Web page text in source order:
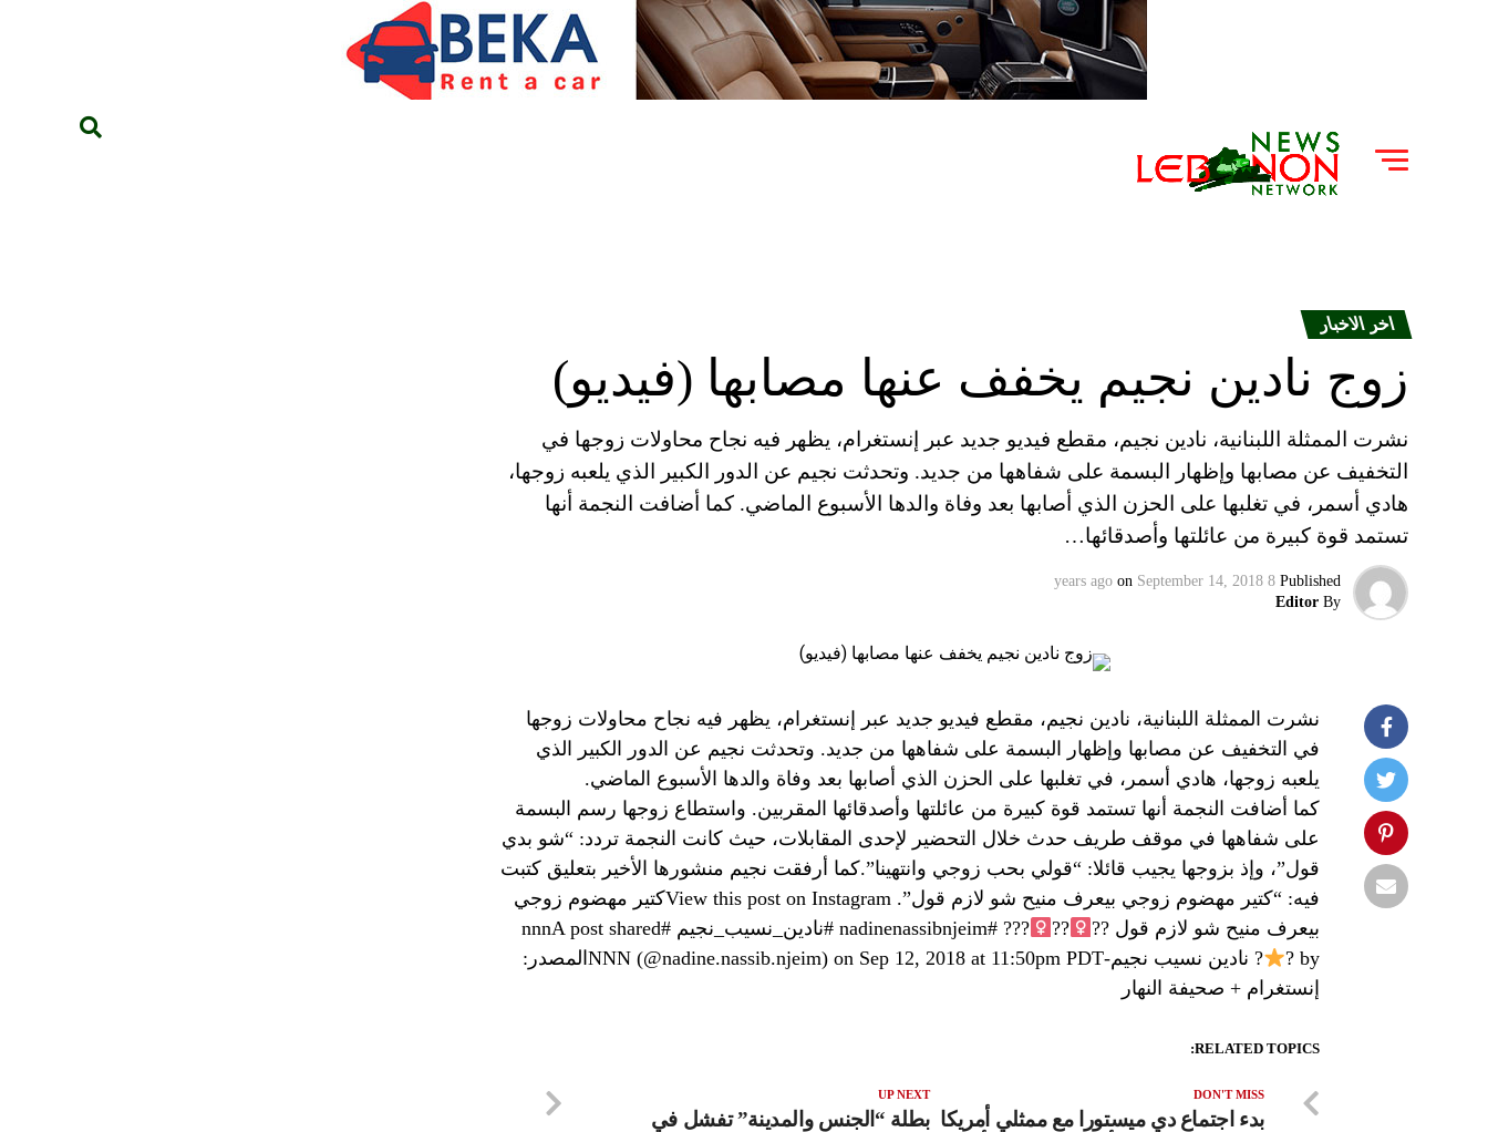
اخر الاخبار
زوج نادين نجيم يخفف عنها مصابها (فيديو)
نشرت الممثلة اللبنانية، نادين نجيم، مقطع فيديو جديد عبر إنستغرام، يظهر فيه نجاح محاولات زوجها في
التخفيف عن مصابها وإظهار البسمة على شفاهها من جديد. وتحدثت نجيم عن الدور الكبير الذي يلعبه زوجها،
هادي أسمر، في تغلبها على الحزن الذي أصابها بعد وفاة والدها الأسبوع الماضي. كما أضافت النجمة أنها
تستمد قوة كبيرة من عائلتها وأصدقائها…
Published
8 years ago
on September 14, 2018
By
Editor
نشرت الممثلة اللبنانية، نادين نجيم، مقطع فيديو جديد عبر إنستغرام، يظهر فيه نجاح محاولات زوجها
في التخفيف عن مصابها وإظهار البسمة على شفاهها من جديد. وتحدثت نجيم عن الدور الكبير الذي
يلعبه زوجها، هادي أسمر، في تغلبها على الحزن الذي أصابها بعد وفاة والدها الأسبوع الماضي.
كما أضافت النجمة أنها تستمد قوة كبيرة من عائلتها وأصدقائها المقربين. واستطاع زوجها رسم البسمة
على شفاهها في موقف طريف حدث خلال التحضير لإحدى المقابلات، حيث كانت النجمة تردد: “شو بدي
قول”، وإذ بزوجها يجيب قائلا: “قولي بحب زوجي وانتهينا”.كما أرفقت نجيم منشورها الأخير بتعليق كتبت
فيه: “كتير مهضوم زوجي بيعرف منيح شو لازم قول”. View this post on Instagramكتير مهضوم زوجي
بيعرف منيح شو لازم قول ??‍
??‍
??? #nadinenassibnjeim #نادين_نسيب_نجيم #nnnA post shared
by ?
? نادين نسيب نجيم-NNN (@nadine.nassib.njeim) on Sep 12, 2018 at 11:50pm PDTالمصدر:
إنستغرام + صحيفة النهار
RELATED TOPICS:
UP NEXT
بطلة “الجنس والمدينة” تفشل في
DON'T MISS
بدء اجتماع دي ميستورا مع ممثلي أمريكا